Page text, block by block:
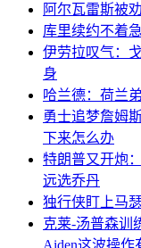
阿尔瓦雷斯被
库里续约不着
伊劳拉叹气：
身
哈兰德：荷兰
勇士追梦詹姆
下来怎么办
特朗普又开炮
远选乔丹
独行侠盯上马
克莱-汤普森训
Aiden这波操作